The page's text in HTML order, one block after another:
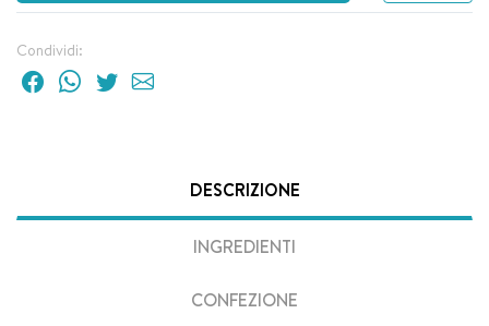
Condividi:
DESCRIZIONE
INGREDIENTI
CONFEZIONE